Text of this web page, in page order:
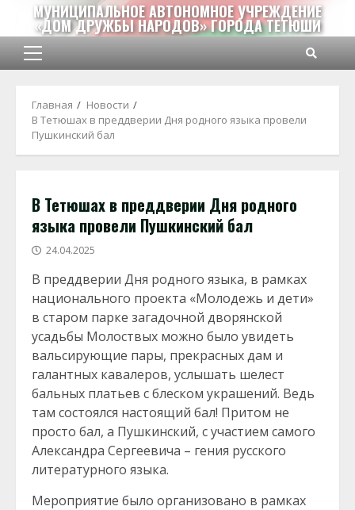
Перейти
содержимому
МУНИЦИПАЛЬНОЕ АВТОНОМНОЕ УЧРЕЖДЕНИЕ
«ДОМ ДРУЖБЫ НАРОДОВ» ГОРОДА ТЕТЮШИ
Основное
Главная
Новости
В Тетюшах в преддверии Дня родного языка провели
Пушкинский бал
В Тетюшах в преддверии Дня родного
языка провели Пушкинский бал
24.04.2025
В преддверии Дня родного языка, в рамках
национального проекта «Молодежь и дети»
в старом парке загадочной дворянской
усадьбы Молоствых можно было увидеть
вальсирующие пары, прекрасных дам и
галантных кавалеров, услышать шелест
бальных платьев с блеском украшений. Ведь
там состоялся настоящий бал! Притом не
просто бал, а Пушкинский, с участием самого
Александра Сергеевича – гения русского
литературного языка.
Мероприятие было организовано в рамках